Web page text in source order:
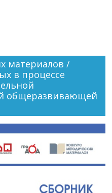
материалов /
в процессе
общеразвивающей